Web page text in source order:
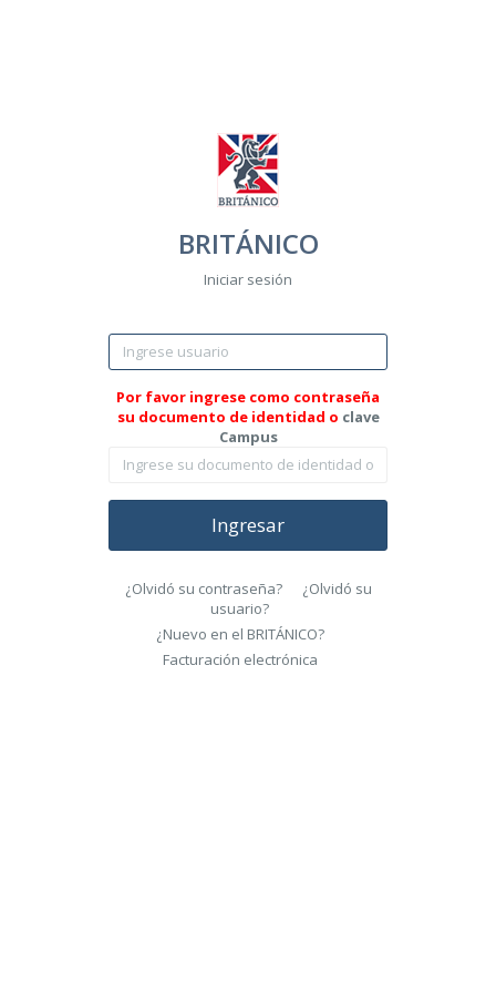
BRITÁNICO
Iniciar sesión
Por favor ingrese como contraseña
su documento de identidad o clave
Campus
Ingresar
¿Olvidó su contraseña?
¿Olvidó su
usuario?
¿Nuevo en el BRITÁNICO?
Facturación electrónica